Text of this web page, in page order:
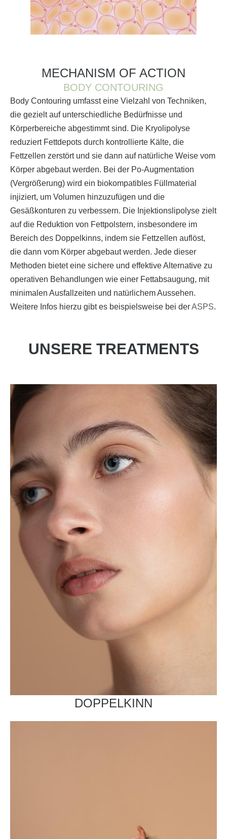
MECHANISM OF ACTION
BODY CONTOURING
Body Contouring umfasst eine Vielzahl von Techniken,
die gezielt auf unterschiedliche Bedürfnisse und
Körperbereiche abgestimmt sind. Die Kryolipolyse
reduziert Fettdepots durch kontrollierte Kälte, die
Fettzellen zerstört und sie dann auf natürliche Weise vom
Körper abgebaut werden. Bei der Po-Augmentation
(Vergrößerung) wird ein biokompatibles Füllmaterial
injiziert, um Volumen hinzuzufügen und die
Gesäßkonturen zu verbessern. Die Injektionslipolyse zielt
auf die Reduktion von Fettpolstern, insbesondere im
Bereich des Doppelkinns, indem sie Fettzellen auflöst,
die dann vom Körper abgebaut werden. Jede dieser
Methoden bietet eine sichere und effektive Alternative zu
operativen Behandlungen wie einer Fettabsaugung, mit
minimalen Ausfallzeiten und natürlichem Aussehen.
Weitere Infos hierzu gibt es beispielsweise bei derASPS.
UNSERE TREATMENTS
DOPPELKINN